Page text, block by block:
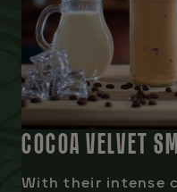
COCOA VELVET
With their intense